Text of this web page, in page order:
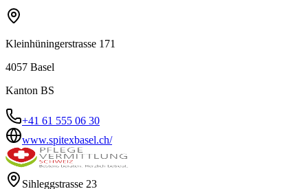
Kleinhüningerstrasse 171
4057 Basel
Kanton BS
+41 61 555 06 30
www.spitexbasel.ch/
Sihleggstrasse 23